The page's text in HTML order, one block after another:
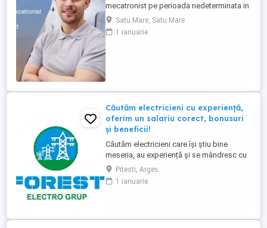
mecatronist pe perioada nedeterminata in
Satu Mare. Scopul rolului: Asigură
mentenanța integrată mecanică-
electronică a echipamentelor și
Satu Mare, Satu Mare
1 ianuarie
Căutăm electricieni cu experiență,
oferim un salariu corect, bonusuri
și beneficii!
Căutăm electricieni care își știu bine
meseria, au experiență și se mândresc cu
calitatea muncii lor. Oferim în schimb: Un
salariu care iti va recompensa munca
corect și pe care îl vei primi mereu la timp
munca și ...
Pitesti, Arges
1 ianuarie